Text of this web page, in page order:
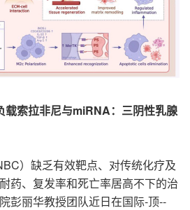
载索拉非尼与miRNA：三阴性乳腺
）缺乏有效靶点、对传统化疗及
药、复发率和死亡率居高不下的治
彭丽华教授团队近日在国际-顶--